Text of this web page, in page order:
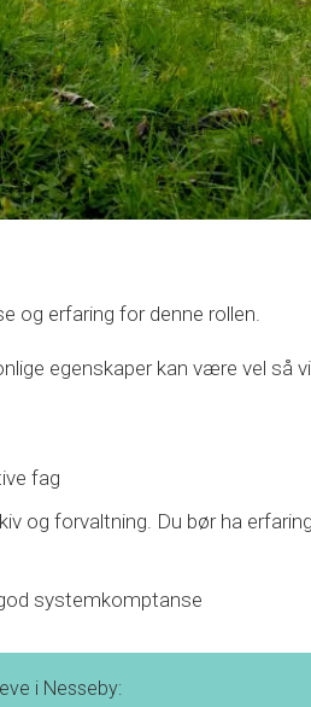
og erfaring for denne rollen.
egenskaper kan være vel så
fag
og forvaltning. Du bør ha
systemkomptanse
i Nesseby: